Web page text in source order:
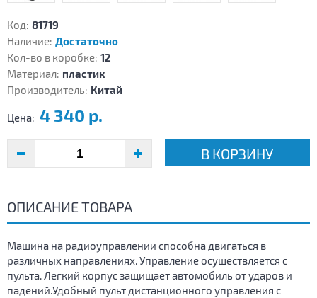
Код: 81719
Наличие: Достаточно
Кол-во в коробке: 12
Материал: пластик
Производитель: Китай
Цена: 4 340 р.
В КОРЗИНУ
ОПИСАНИЕ ТОВАРА
Машина на радиоуправлении способна двигаться в
различных направлениях. Управление осуществляется с
пульта. Легкий корпус защищает автомобиль от ударов и
падений.Удобный пульт дистанционного управления с